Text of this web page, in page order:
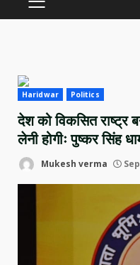
PRIMARY
Haridwar Politics
देश को विकसित राष्ट्र
लेनी होगीः पुष्कर सिंह
Mukesh verma